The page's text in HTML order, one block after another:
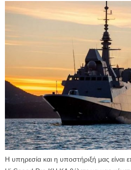
Η υπηρεσία και η υποστήριξή μας είναι